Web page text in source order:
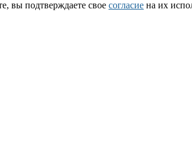
вы подтверждаете свое согласие на их